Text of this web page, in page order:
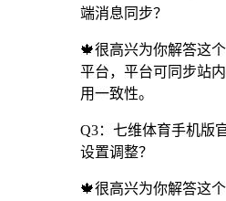
端消息同步？
🍁很高兴为你解答这
平台，平台可同步站
用一致性。
Q3：七维体育手机版
设置调整？
🍁很高兴为你解答这